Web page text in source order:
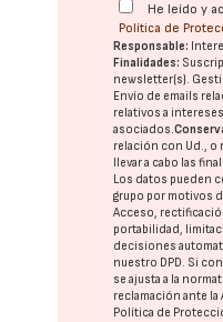
He leído y
Política de
Responsable:
Finalidades:
newsletter(s).
Envío de emails
relativos a
asociados.
relación con Ud., o
llevar a cabo las
Los datos pueden
grupo por motivos
Acceso,
portabilidad,
decisiones
nuestro DPD. Si
se ajusta a la
reclamación ante la
Política de